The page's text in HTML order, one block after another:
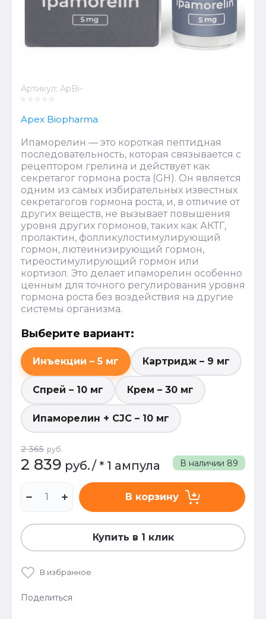
Артикул: ApBi-
Apex Biopharma
Ипаморелин — это короткая пептидная
последовательность, которая связывается с
рецептором грелина и действует как
секретагог гормона роста (GH). Он является
одним из самых избирательных известных
секретагогов гормона роста, и, в отличие от
других веществ, не вызывает повышения
уровня других гормонов, таких как АКТГ,
пролактин, фолликулостимулирующий
гормон, лютеинизирующий гормон,
тиреостимулирующий гормон или
кортизол. Это делает ипаморелин особенно
ценным для точного регулирования уровня
гормона роста без воздействия на другие
системы организма.
Выберите вариант:
Инъекции – 5 мг Картридж – 9 мг
Спрей – 10 мг Крем – 30 мг
Ипаморелин + CJC – 10 мг
В наличии 89
2 365 руб.
2 839 руб./ * 1 ампула
В корзину
Купить в 1 клик
В избранное
Поделиться